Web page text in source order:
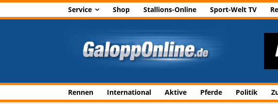
Service Shop Stallions-Online Sport-Welt TV
Rennen International Aktive Pferde Politik